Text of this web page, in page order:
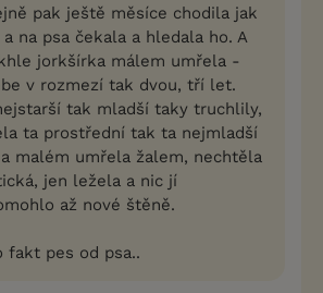
pak ještě měsíce chodila jak
na psa čekala a hledala ho. A
jorkšírka málem umřela -
v rozmezí tak dvou, tří let.
tak mladší taky truchlily,
ta prostřední tak ta nejmladší
malém umřela žalem, nechtěla
jen ležela a nic jí
až nové štěně.
fakt pes od psa..